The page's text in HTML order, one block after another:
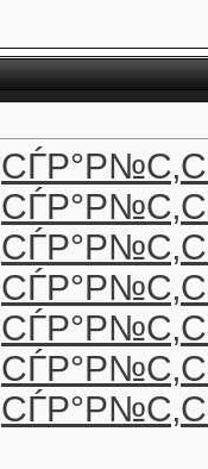
СЃР°Р№С‚
СЃР°Р№С‚
СЃР°Р№С‚
СЃР°Р№С‚
СЃР°Р№С‚
СЃР°Р№С‚
СЃР°Р№С‚